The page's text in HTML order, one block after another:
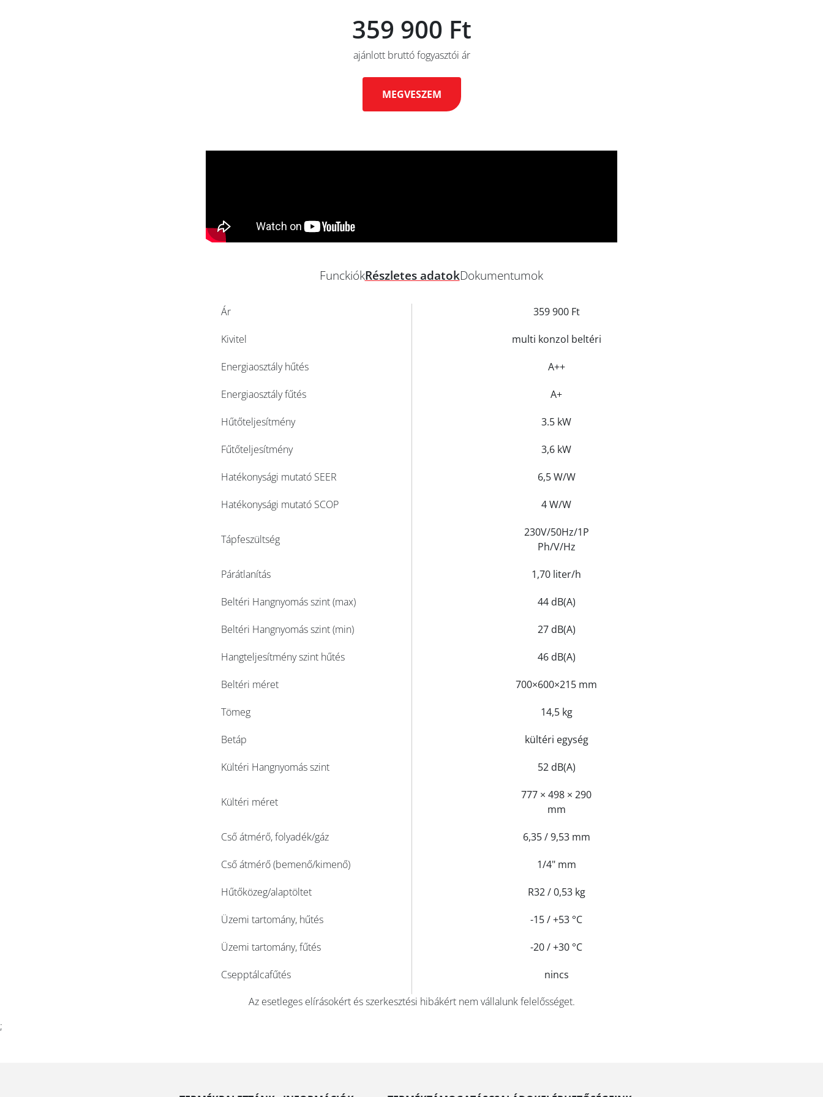
359 900 Ft
ajánlott bruttó fogyasztói ár
MEGVESZEM
FunckiókRészletes adatokDokumentumok
Ár 359 900 Ft
Kivitel multi konzol beltéri
Energiaosztály hűtés A++
Energiaosztály fűtés A+
Hűtőteljesítmény 3.5 kW
Fűtőteljesítmény 3,6 kW
Hatékonysági mutató SEER 6,5 W/W
Hatékonysági mutató SCOP 4 W/W
Tápfeszültség
230V/50Hz/1P
Ph/V/Hz
Párátlanítás 1,70 liter/h
Beltéri Hangnyomás szint (max) 44 dB(A)
Beltéri Hangnyomás szint (min) 27 dB(A)
Hangteljesítmény szint hűtés 46 dB(A)
Beltéri méret 700×600×215 mm
Tömeg 14,5 kg
Betáp kültéri egység
Kültéri Hangnyomás szint 52 dB(A)
Kültéri méret
777 × 498 × 290
mm
Cső átmérő, folyadék/gáz 6,35 / 9,53 mm
Cső átmérő (bemenő/kimenő) 1/4" mm
Hűtőközeg/alaptöltet R32 / 0,53 kg
Üzemi tartomány, hűtés -15 / +53 °C
Üzemi tartomány, fűtés -20 / +30 °C
Csepptálcafűtés
nincs
Az esetleges elírásokért és szerkesztési hibákért nem vállalunk felelősséget.
;